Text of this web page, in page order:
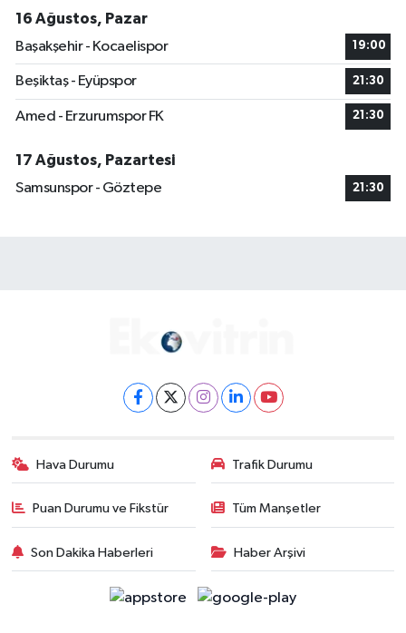
16 Ağustos, Pazar
Başakşehir - Kocaelispor
19:00
Beşiktaş - Eyüpspor 21:30
Amed - Erzurumspor FK 21:30
17 Ağustos, Pazartesi
Samsunspor - Göztepe
21:30
Hava Durumu Trafik Durumu
Puan Durumu ve Fikstür Tüm Manşetler
Son Dakika Haberleri Haber Arşivi